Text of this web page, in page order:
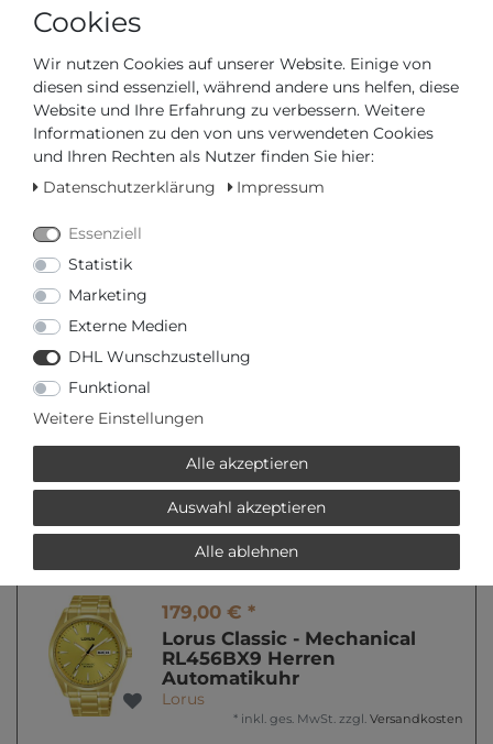
IN DEN WARENKORB
oder
* inkl. ges. MwSt. zzgl.
VERWANDTE PRODUKTE
LORUS
159,00 € *
Lorus Classic - Mechanical
RL455BX9 Herren
Automatikuhr
Lorus
*inkl. ges. MwSt. zzgl. Versandkosten
179,00 € *
Lorus Classic - Mechanical
RL456BX9 Herren
Automatikuhr
Lorus
* inkl. ges. MwSt. zzgl. Versandkosten
Cookies
Wir nutzen Cookies auf unserer Website. Einige von
diesen sind essenziell, während andere uns helfen, diese
Website und Ihre Erfahrung zu verbessern. Weitere
Informationen zu den von uns verwendeten Cookies
und Ihren Rechten als Nutzer finden Sie hier:
Datenschutzerklärung
Impressum
Essenziell
Statistik
Marketing
Externe Medien
DHL Wunschzustellung
Funktional
Weitere Einstellungen
Alle akzeptieren
Auswahl akzeptieren
Alle ablehnen